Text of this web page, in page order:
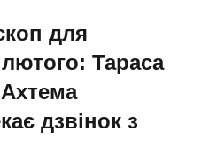
для
Тараса
дзвінок з